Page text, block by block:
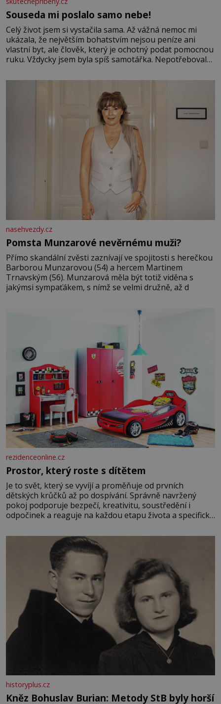
Souseda mi poslalo samo nebe!
Celý život jsem si vystačila sama. Až vážná nemoc mi
ukázala, že největším bohatstvím nejsou peníze ani
vlastní byt, ale člověk, který je ochotný podat pomocnou
ruku. Vždycky jsem byla spíš samotářka. Nepotřebovala
mi knihy, práce a hlavně klid. Hned po studiích jsem
nasehvezdy.cz
Pomsta Munzarové nevěrnému muži?
Přímo skandální zvěsti zaznívají ve spojitosti s herečkou
Barborou Munzarovou (54) a hercem Martinem
Trnavským (56). Munzarová měla být totiž viděna s
jakýmsi sympaťákem, s nímž se velmi družně, až d
rezidenceonline.cz
Prostor, který roste s dítětem
Je to svět, který se vyvíjí a proměňuje od prvních
dětských krůčků až po dospívání. Správně navržený
pokoj podporuje bezpečí, kreativitu, soustředění i
odpočinek a reaguje na každou etapu života a specifické
měkkost a bezpečí, proto by pokoj miminka měl působit
především klidně a útulně. Předškolní věk je
historyplus.cz
Kněz Bohuslav Burian: Metody StB byly horší